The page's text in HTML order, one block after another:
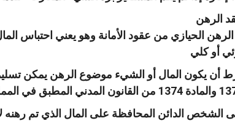
الرهن
الرهن الحيازي من عقود الأمانة وهو يعني
أو كلي
الشخص الدائن المحافظة على المال الذي تم رهنه